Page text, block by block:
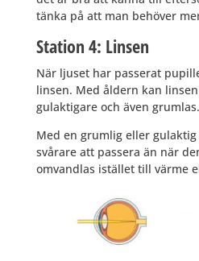
tänka på att man behöver
Station 4: Linsen
När ljuset har passerat
linsen. Med åldern kan
gulaktigare och även grumlas.
Med en grumlig eller
svårare att passera än när
omvandlas istället till värme